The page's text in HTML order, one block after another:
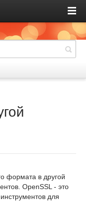
формата в другой
OpenSSL - это
для